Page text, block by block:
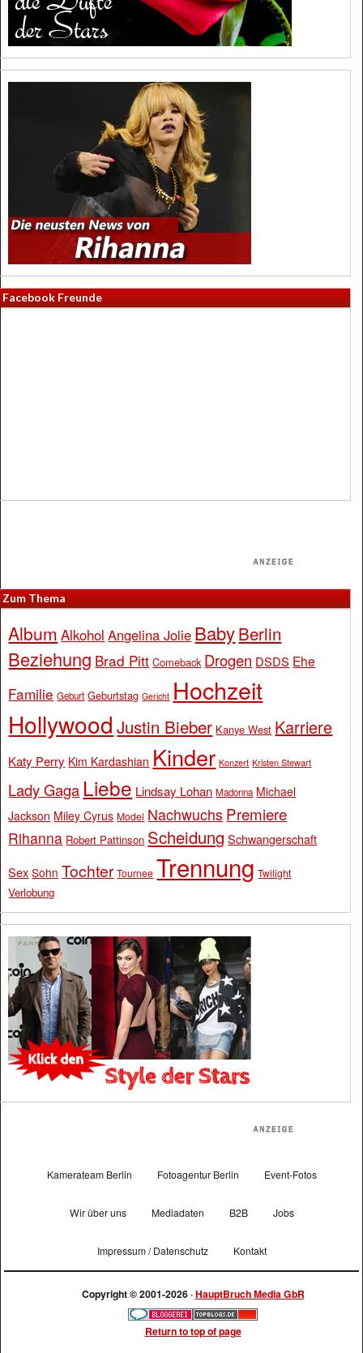
Facebook Freunde
Zum Thema
Album Alkohol Angelina Jolie BabyBerlin
Beziehung Brad Pitt Comeback Drogen DSDS Ehe
Familie Geburt Geburtstag Gericht Hochzeit
Hollywood Justin Bieber Kanye West Karriere
Katy Perry Kim Kardashian Kinder Konzert Kristen Stewart
Lady Gaga Liebe Lindsay Lohan Madonna Michael
Jackson Miley Cyrus Model Nachwuchs Premiere
Rihanna Robert Pattinson Scheidung Schwangerschaft
Sex Sohn Tochter Tournee Trennung Twilight
Verlobung
Kamerateam Berlin Fotoagentur Berlin Event-Fotos
Wir über uns Mediadaten B2B Jobs
Impressum / Datenschutz Kontakt
Copyright © 2001-2026 ·HauptBruch Media GbR
Return to top of page